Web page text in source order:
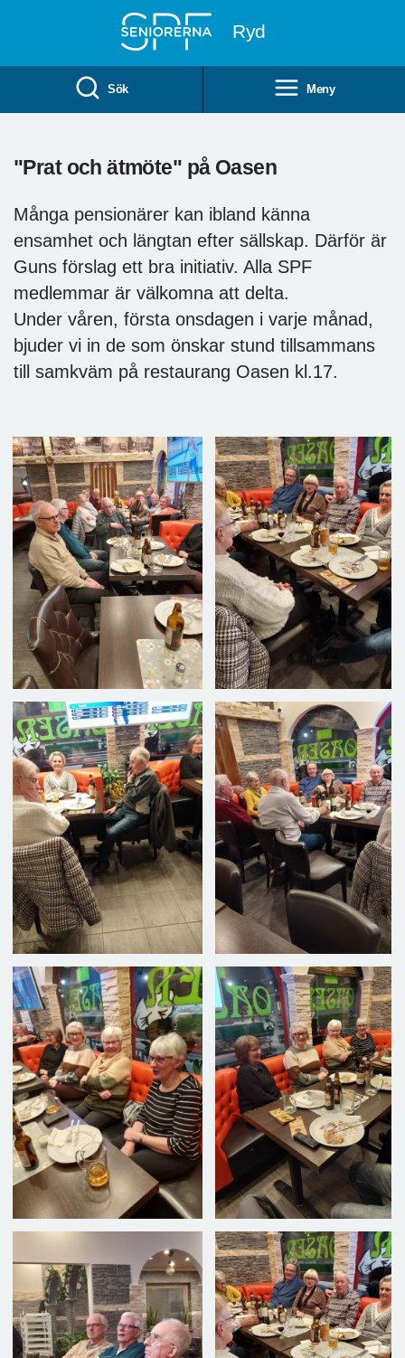
Ryd
Sök Meny
"Prat och ätmöte" på Oasen
Många pensionärer kan ibland känna
ensamhet och längtan efter sällskap. Därför är
Guns förslag ett bra initiativ. Alla SPF
medlemmar är välkomna att delta.
Under våren, första onsdagen i varje månad,
bjuder vi in de som önskar stund tillsammans
till samkväm på restaurang Oasen kl.17.